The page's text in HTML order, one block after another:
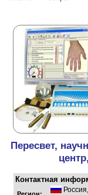
Пересвет,
Контактная
Россия,